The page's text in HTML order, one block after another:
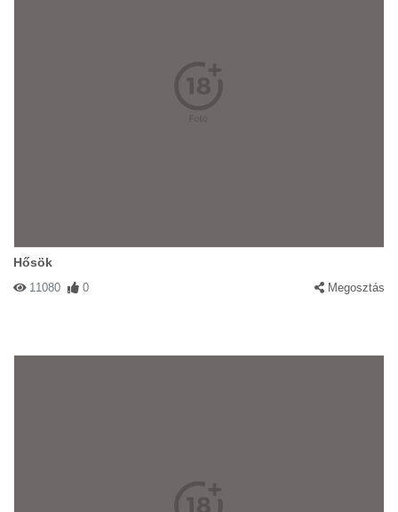
Hősök
11080 0 Megosztás